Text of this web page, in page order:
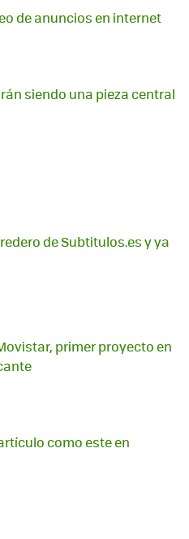
de anuncios en internet
siendo una pieza central
de Subtitulos.es y ya
primer proyecto en
como este en